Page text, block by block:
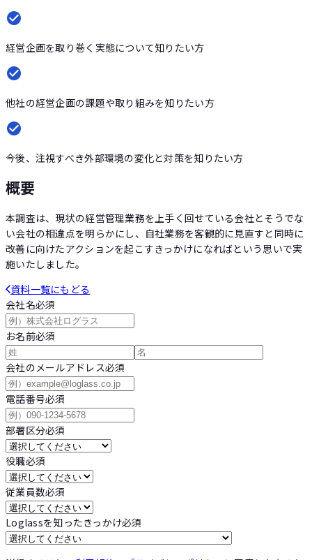
経営企画を取り巻く実態について知りたい方
他社の経営企画の課題や取り組みを知りたい方
今後、注視すべき外部環境の変化と対策を知りたい方
概要
本調査は、現状の経営管理業務を上手く回せている会社とそうでな
い会社の相違点を明らかにし、自社業務を客観的に見直すと同時に
改善に向けたアクションを起こすきっかけになればという思いで実
施いたしました。
資料一覧にもどる
会社名必須
お名前必須
会社のメールアドレス必須
電話番号必須
部署区分必須
役職必須
従業員数必須
Loglassを知ったきっかけ必須